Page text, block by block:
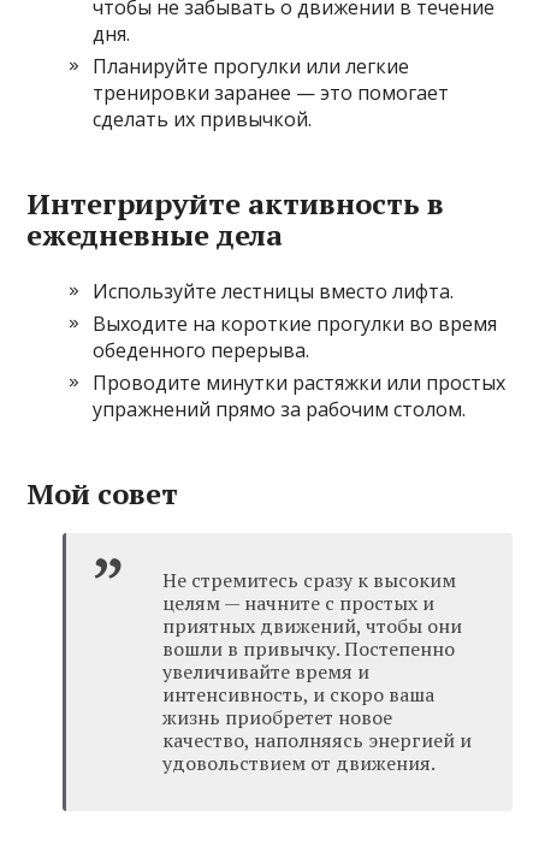
чтобы не забывать о движении в течение
дня.
Планируйте прогулки или легкие
тренировки заранее — это помогает
сделать их привычкой.
Интегрируйте активность в
ежедневные дела
Используйте лестницы вместо лифта.
Выходите на короткие прогулки во время
обеденного перерыва.
Проводите минутки растяжки или простых
упражнений прямо за рабочим столом.
Мой совет
Не стремитесь сразу к высоким
целям — начните с простых и
приятных движений, чтобы они
вошли в привычку. Постепенно
увеличивайте время и
интенсивность, и скоро ваша
жизнь приобретет новое
качество, наполняясь энергией и
удовольствием от движения.